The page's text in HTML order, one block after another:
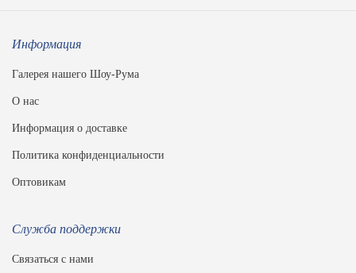
Информация
Галерея нашего Шоу-Рума
О нас
Информация о доставке
Политика конфиденциальности
Оптовикам
Служба поддержки
Связаться с нами